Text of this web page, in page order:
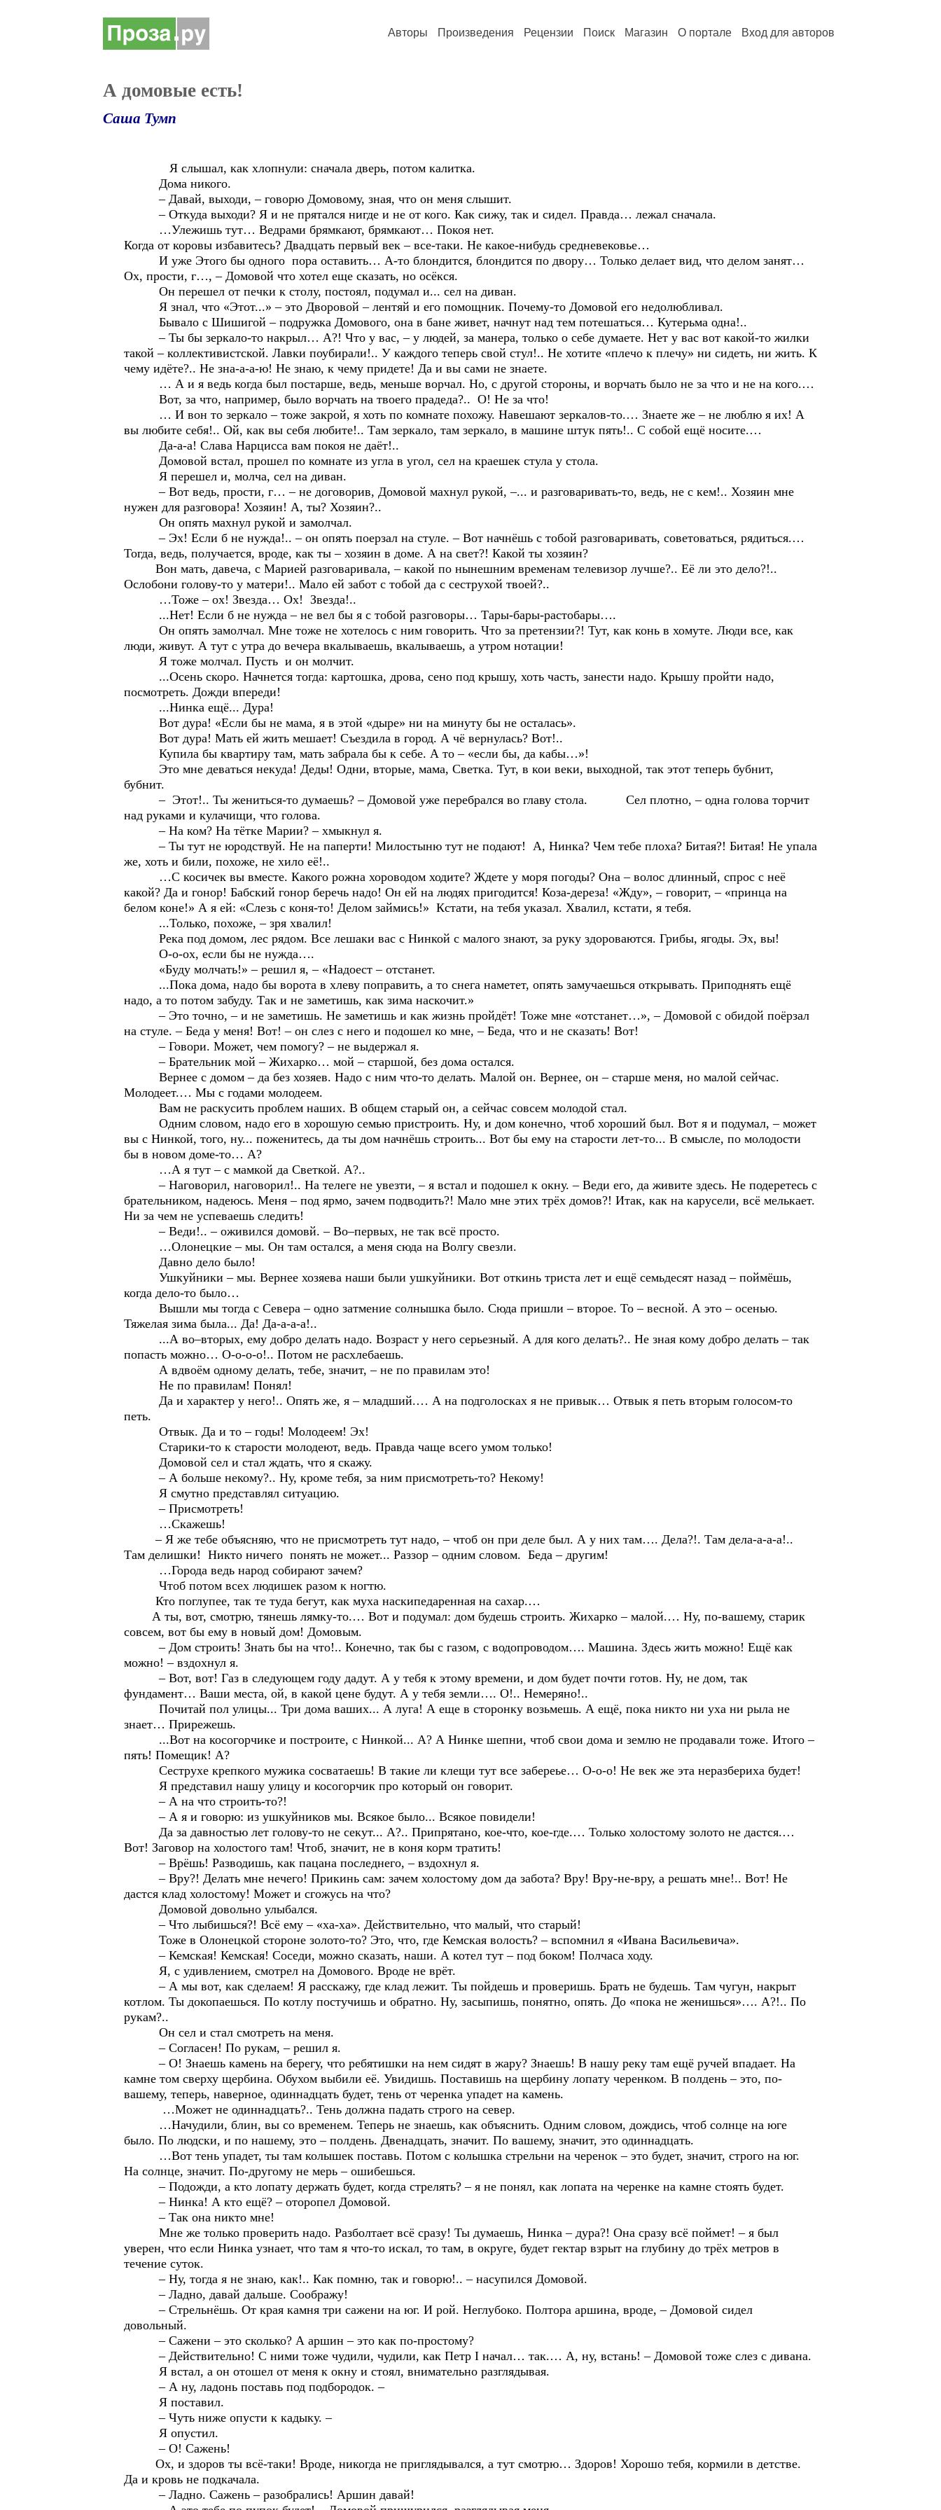
Авторы Произведения Рецензии Поиск Магазин О портале Вход для авторов
А домовые есть!
Саша Тумп
Я слышал, как хлопнули: сначала дверь, потом калитка.
Дома никого.
– Давай, выходи, – говорю Домовому, зная, что он меня слышит.
– Откуда выходи? Я и не прятался нигде и не от кого. Как сижу, так и сидел. Правда… лежал сначала.
…Улежишь тут… Ведрами брямкают, брямкают… Покоя нет.
Когда от коровы избавитесь? Двадцать первый век – все-таки. Не какое-нибудь средневековье…
И уже Этого бы одного пора оставить… А-то блондится, блондится по двору… Только делает вид, что делом занят…
Ох, прости, г…, – Домовой что хотел еще сказать, но осёкся.
Он перешел от печки к столу, постоял, подумал и... сел на диван.
Я знал, что «Этот...» – это Дворовой – лентяй и его помощник. Почему-то Домовой его недолюбливал.
Бывало с Шишигой – подружка Домового, она в бане живет, начнут над тем потешаться… Кутерьма одна!..
– Ты бы зеркало-то накрыл… А?! Что у вас, – у людей, за манера, только о себе думаете. Нет у вас вот какой-то жилки
такой – коллективистской. Лавки поубирали!.. У каждого теперь свой стул!.. Не хотите «плечо к плечу» ни сидеть, ни жить. К
чему идёте?.. Не зна-а-а-ю! Не знаю, к чему придете! Да и вы сами не знаете.
… А и я ведь когда был постарше, ведь, меньше ворчал. Но, с другой стороны, и ворчать было не за что и не на кого.…
Вот, за что, например, было ворчать на твоего прадеда?.. О! Не за что!
… И вон то зеркало – тоже закрой, я хоть по комнате похожу. Навешают зеркалов-то.… Знаете же – не люблю я их! А
вы любите себя!.. Ой, как вы себя любите!.. Там зеркало, там зеркало, в машине штук пять!.. С собой ещё носите.…
Да-а-а! Слава Нарцисса вам покоя не даёт!..
Домовой встал, прошел по комнате из угла в угол, сел на краешек стула у стола.
Я перешел и, молча, сел на диван.
– Вот ведь, прости, г… – не договорив, Домовой махнул рукой, –... и разговаривать-то, ведь, не с кем!.. Хозяин мне
нужен для разговора! Хозяин! А, ты? Хозяин?..
Он опять махнул рукой и замолчал.
– Эх! Если б не нужда!.. – он опять поерзал на стуле. – Вот начнёшь с тобой разговаривать, советоваться, рядиться.…
Тогда, ведь, получается, вроде, как ты – хозяин в доме. А на свет?! Какой ты хозяин?
Вон мать, давеча, с Марией разговаривала, – какой по нынешним временам телевизор лучше?.. Её ли это дело?!..
Ослобони голову-то у матери!.. Мало ей забот с тобой да с сеструхой твоей?..
…Тоже – ох! Звезда… Ох! Звезда!..
...Нет! Если б не нужда – не вел бы я с тобой разговоры… Тары-бары-растобары….
Он опять замолчал. Мне тоже не хотелось с ним говорить. Что за претензии?! Тут, как конь в хомуте. Люди все, как
люди, живут. А тут с утра до вечера вкалываешь, вкалываешь, а утром нотации!
Я тоже молчал. Пусть и он молчит.
...Осень скоро. Начнется тогда: картошка, дрова, сено под крышу, хоть часть, занести надо. Крышу пройти надо,
посмотреть. Дожди впереди!
...Нинка ещё... Дура!
Вот дура! «Если бы не мама, я в этой «дыре» ни на минуту бы не осталась».
Вот дура! Мать ей жить мешает! Съездила в город. А чё вернулась? Вот!..
Купила бы квартиру там, мать забрала бы к себе. А то – «если бы, да кабы…»!
Это мне деваться некуда! Деды! Одни, вторые, мама, Светка. Тут, в кои веки, выходной, так этот теперь бубнит,
бубнит.
– Этот!.. Ты жениться-то думаешь? – Домовой уже перебрался во главу стола. Сел плотно, – одна голова торчит
над руками и кулачищи, что голова.
– На ком? На тётке Марии? – хмыкнул я.
– Ты тут не юродствуй. Не на паперти! Милостыню тут не подают! А, Нинка? Чем тебе плоха? Битая?! Битая! Не упала
же, хоть и били, похоже, не хило её!..
…С косичек вы вместе. Какого рожна хороводом ходите? Ждете у моря погоды? Она – волос длинный, спрос с неё
какой? Да и гонор! Бабский гонор беречь надо! Он ей на людях пригодится! Коза-дереза! «Жду», – говорит, – «принца на
белом коне!» А я ей: «Слезь с коня-то! Делом займись!» Кстати, на тебя указал. Хвалил, кстати, я тебя.
...Только, похоже, – зря хвалил!
Река под домом, лес рядом. Все лешаки вас с Нинкой с малого знают, за руку здороваются. Грибы, ягоды. Эх, вы!
О-о-ох, если бы не нужда….
«Буду молчать!» – решил я, – «Надоест – отстанет.
...Пока дома, надо бы ворота в хлеву поправить, а то снега наметет, опять замучаешься открывать. Приподнять ещё
надо, а то потом забуду. Так и не заметишь, как зима наскочит.»
– Это точно, – и не заметишь. Не заметишь и как жизнь пройдёт! Тоже мне «отстанет…», – Домовой с обидой поёрзал
на стуле. – Беда у меня! Вот! – он слез с него и подошел ко мне, – Беда, что и не сказать! Вот!
– Говори. Может, чем помогу? – не выдержал я.
– Брательник мой – Жихарко… мой – старшой, без дома остался.
Вернее с домом – да без хозяев. Надо с ним что-то делать. Малой он. Вернее, он – старше меня, но малой сейчас.
Молодеет.… Мы с годами молодеем.
Вам не раскусить проблем наших. В общем старый он, а сейчас совсем молодой стал.
Одним словом, надо его в хорошую семью пристроить. Ну, и дом конечно, чтоб хороший был. Вот я и подумал, – может
вы с Нинкой, того, ну... поженитесь, да ты дом начнёшь строить... Вот бы ему на старости лет-то... В смысле, по молодости
бы в новом доме-то… А?
…А я тут – с мамкой да Светкой. А?..
– Наговорил, наговорил!.. На телеге не увезти, – я встал и подошел к окну. – Веди его, да живите здесь. Не подеретесь с
брательником, надеюсь. Меня – под ярмо, зачем подводить?! Мало мне этих трёх домов?! Итак, как на карусели, всё мелькает.
Ни за чем не успеваешь следить!
– Веди!.. – оживился домовй. – Во–первых, не так всё просто.
…Олонецкие – мы. Он там остался, а меня сюда на Волгу свезли.
Давно дело было!
Ушкуйники – мы. Вернее хозяева наши были ушкуйники. Вот откинь триста лет и ещё семьдесят назад – поймёшь,
когда дело-то было…
Вышли мы тогда с Севера – одно затмение солнышка было. Сюда пришли – второе. То – весной. А это – осенью.
Тяжелая зима была... Да! Да-а-а-а!..
...А во–вторых, ему добро делать надо. Возраст у него серьезный. А для кого делать?.. Не зная кому добро делать – так
попасть можно… О-о-о-о!.. Потом не расхлебаешь.
А вдвоём одному делать, тебе, значит, – не по правилам это!
Не по правилам! Понял!
Да и характер у него!.. Опять же, я – младший.… А на подголосках я не привык… Отвык я петь вторым голосом-то
петь.
Отвык. Да и то – годы! Молодеем! Эх!
Старики-то к старости молодеют, ведь. Правда чаще всего умом только!
Домовой сел и стал ждать, что я скажу.
– А больше некому?.. Ну, кроме тебя, за ним присмотреть-то? Некому!
Я смутно представлял ситуацию.
– Присмотреть!
…Скажешь!
– Я же тебе объясняю, что не присмотреть тут надо, – чтоб он при деле был. А у них там…. Дела?!. Там дела-а-а-а!..
Там делишки! Никто ничего понять не может... Раззор – одним словом. Беда – другим!
…Города ведь народ собирают зачем?
Чтоб потом всех людишек разом к ногтю.
Кто поглупее, так те туда бегут, как муха наскипедаренная на сахар.…
А ты, вот, смотрю, тянешь лямку-то.… Вот и подумал: дом будешь строить. Жихарко – малой.… Ну, по-вашему, старик
совсем, вот бы ему в новый дом! Домовым.
– Дом строить! Знать бы на что!.. Конечно, так бы с газом, с водопроводом…. Машина. Здесь жить можно! Ещё как
можно! – вздохнул я.
– Вот, вот! Газ в следующем году дадут. А у тебя к этому времени, и дом будет почти готов. Ну, не дом, так
фундамент… Ваши места, ой, в какой цене будут. А у тебя земли…. О!.. Немеряно!..
Почитай пол улицы... Три дома ваших... А луга! А еще в сторонку возьмешь. А ещё, пока никто ни уха ни рыла не
знает… Прирежешь.
...Вот на косогорчике и построите, с Нинкой... А? А Нинке шепни, чтоб свои дома и землю не продавали тоже. Итого –
пять! Помещик! А?
Сеструхе крепкого мужика сосватаешь! В такие ли клещи тут все забереье… О-о-о! Не век же эта неразбериха будет!
Я представил нашу улицу и косогорчик про который он говорит.
– А на что строить-то?!
– А я и говорю: из ушкуйников мы. Всякое было... Всякое повидели!
Да за давностью лет голову-то не секут... А?.. Припрятано, кое-что, кое-где.… Только холостому золото не дастся.…
Вот! Заговор на холостого там! Чтоб, значит, не в коня корм тратить!
– Врёшь! Разводишь, как пацана последнего, – вздохнул я.
– Вру?! Делать мне нечего! Прикинь сам: зачем холостому дом да забота? Вру! Вру-не-вру, а решать мне!.. Вот! Не
дастся клад холостому! Может и сгожусь на что?
Домовой довольно улыбался.
– Что лыбишься?! Всё ему – «ха-ха». Действительно, что малый, что старый!
Тоже в Олонецкой стороне золото-то? Это, что, где Кемская волость? – вспомнил я «Ивана Васильевича».
– Кемская! Кемская! Соседи, можно сказать, наши. А котел тут – под боком! Полчаса ходу.
Я, с удивлением, смотрел на Домового. Вроде не врёт.
– А мы вот, как сделаем! Я расскажу, где клад лежит. Ты пойдешь и проверишь. Брать не будешь. Там чугун, накрыт
котлом. Ты докопаешься. По котлу постучишь и обратно. Ну, засыпишь, понятно, опять. До «пока не женишься»…. А?!.. По
рукам?..
Он сел и стал смотреть на меня.
– Согласен! По рукам, – решил я.
– О! Знаешь камень на берегу, что ребятишки на нем сидят в жару? Знаешь! В нашу реку там ещё ручей впадает. На
камне том сверху щербина. Обухом выбили её. Увидишь. Поставишь на щербину лопату черенком. В полдень – это, по-
вашему, теперь, наверное, одиннадцать будет, тень от черенка упадет на камень.
…Может не одиннадцать?.. Тень должна падать строго на север.
…Начудили, блин, вы со временем. Теперь не знаешь, как объяснить. Одним словом, дождись, чтоб солнце на юге
было. По людски, и по нашему, это – полдень. Двенадцать, значит. По вашему, значит, это одиннадцать.
…Вот тень упадет, ты там колышек поставь. Потом с колышка стрельни на черенок – это будет, значит, строго на юг.
На солнце, значит. По-другому не мерь – ошибешься.
– Подожди, а кто лопату держать будет, когда стрелять? – я не понял, как лопата на черенке на камне стоять будет.
– Нинка! А кто ещё? – оторопел Домовой.
– Так она никто мне!
Мне же только проверить надо. Разболтает всё сразу! Ты думаешь, Нинка – дура?! Она сразу всё поймет! – я был
уверен, что если Нинка узнает, что там я что-то искал, то там, в округе, будет гектар взрыт на глубину до трёх метров в
течение суток.
– Ну, тогда я не знаю, как!.. Как помню, так и говорю!.. – насупился Домовой.
– Ладно, давай дальше. Соображу!
– Стрельнёшь. От края камня три сажени на юг. И рой. Неглубоко. Полтора аршина, вроде, – Домовой сидел
довольный.
– Сажени – это сколько? А аршин – это как по-простому?
– Действительно! С ними тоже чудили, чудили, как Петр I начал… так.… А, ну, встань! – Домовой тоже слез с дивана.
Я встал, а он отошел от меня к окну и стоял, внимательно разглядывая.
– А ну, ладонь поставь под подбородок. –
Я поставил.
– Чуть ниже опусти к кадыку. –
Я опустил.
– О! Сажень!
Ох, и здоров ты всё-таки! Вроде, никогда не приглядывался, а тут смотрю… Здоров! Хорошо тебя, кормили в детстве.
Да и кровь не подкачала.
– Ладно. Сажень – разобрались! Аршин давай!